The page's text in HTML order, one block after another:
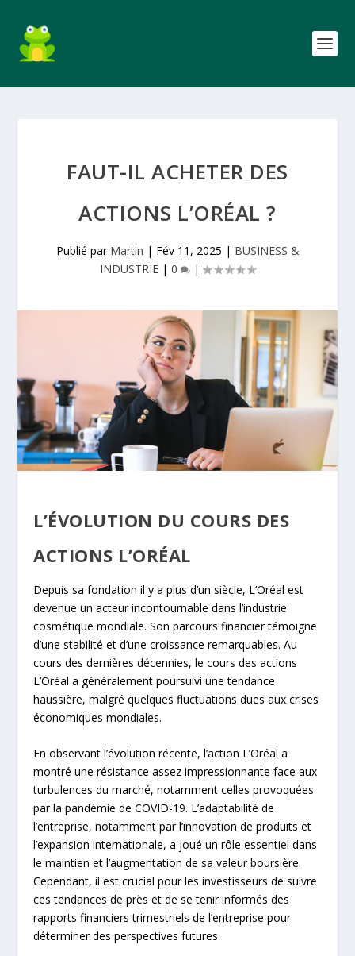
FAUT-IL ACHETER DES
ACTIONS L’ORÉAL ?
Publié par Martin | Fév 11, 2025 | BUSINESS &
INDUSTRIE | 0 |
L’ÉVOLUTION DU COURS DES
ACTIONS L’ORÉAL
Depuis sa fondation il y a plus d’un siècle, L’Oréal est
devenue un acteur incontournable dans l’industrie
cosmétique mondiale. Son parcours financier témoigne
d’une stabilité et d’une croissance remarquables. Au
cours des dernières décennies, le cours des actions
L’Oréal a généralement poursuivi une tendance
haussière, malgré quelques fluctuations dues aux crises
économiques mondiales.
En observant l’évolution récente, l’action L’Oréal a
montré une résistance assez impressionnante face aux
turbulences du marché, notamment celles provoquées
par la pandémie de COVID-19. L’adaptabilité de
l’entreprise, notamment par l’innovation de produits et
l’expansion internationale, a joué un rôle essentiel dans
le maintien et l’augmentation de sa valeur boursière.
Cependant, il est crucial pour les investisseurs de suivre
ces tendances de près et de se tenir informés des
rapports financiers trimestriels de l’entreprise pour
déterminer des perspectives futures.